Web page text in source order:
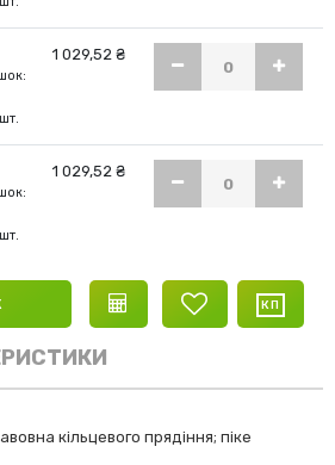
1 029,52 ₴
1 029,52 ₴
кільцевого прядіння; піке